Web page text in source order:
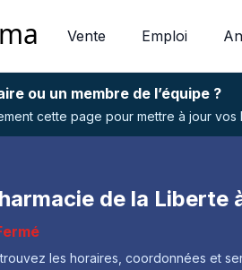
Vente Emploi
ou un membre de l’équipe ?
cette page pour mettre à jour vos
de la
les horaires, coordonnées et